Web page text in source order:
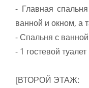
- Главная
ванной и окном, а
- Спальня с
- 1 гостевой туалет
[ВТОРОЙ ЭТАЖ: